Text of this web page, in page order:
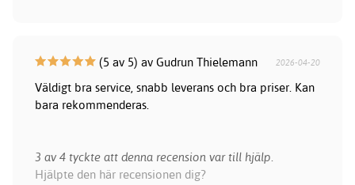
(5 av 5) av Gudrun Thielemann 2026-04-20
Väldigt bra service, snabb leverans och bra priser. Kan
bara rekommenderas.
3 av 4 tyckte att denna recension var till hjälp.
Hjälpte den här recensionen dig?